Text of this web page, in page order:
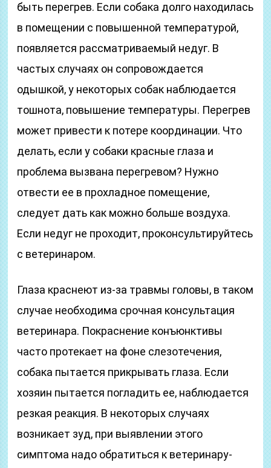
быть перегрев. Если собака долго находилась
в помещении с повышенной температурой,
появляется рассматриваемый недуг. В
частых случаях он сопровождается
одышкой, у некоторых собак наблюдается
тошнота, повышение температуры. Перегрев
может привести к потере координации. Что
делать, если у собаки красные глаза и
проблема вызвана перегревом? Нужно
отвести ее в прохладное помещение,
следует дать как можно больше воздуха.
Если недуг не проходит, проконсультируйтесь
с ветеринаром.
Глаза краснеют из-за травмы головы, в таком
случае необходима срочная консультация
ветеринара. Покраснение конъюнктивы
часто протекает на фоне слезотечения,
собака пытается прикрывать глаза. Если
хозяин пытается погладить ее, наблюдается
резкая реакция. В некоторых случаях
возникает зуд, при выявлении этого
симптома надо обратиться к ветеринару-